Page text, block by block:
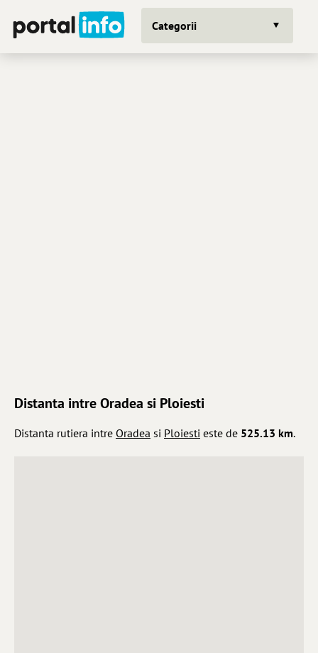
Categorii
Distanta intre Oradea si Ploiesti
Distanta rutiera intre Oradea si Ploiesti este de 525.13 km.